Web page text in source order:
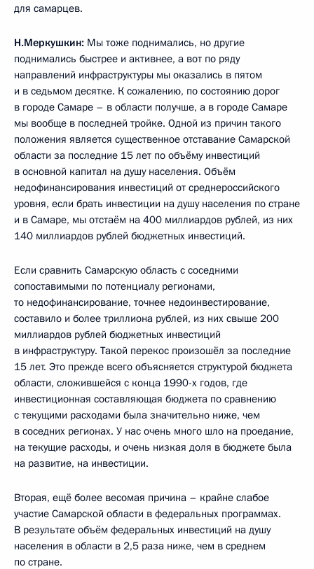
для самарцев.
Н.Меркушкин: Мы тоже поднимались, но другие
поднимались быстрее и активнее, а вот по ряду
направлений инфраструктуры мы оказались в пятом
и в седьмом десятке. К сожалению, по состоянию дорог
в городе Самаре – в области получше, а в городе Самаре
мы вообще в последней тройке. Одной из причин такого
положения является существенное отставание Самарской
области за последние 15 лет по объёму инвестиций
в основной капитал на душу населения. Объём
недофинансирования инвестиций от среднероссийского
уровня, если брать инвестиции на душу населения по стране
и в Самаре, мы отстаём на 400 миллиардов рублей, из них
140 миллиардов рублей бюджетных инвестиций.
Если сравнить Самарскую область с соседними
сопоставимыми по потенциалу регионами,
то недофинансирование, точнее недоинвестирование,
составило и более триллиона рублей, из них свыше 200
миллиардов рублей бюджетных инвестиций
в инфраструктуру. Такой перекос произошёл за последние
15 лет. Это прежде всего объясняется структурой бюджета
области, сложившейся с конца 1990-х годов, где
инвестиционная составляющая бюджета по сравнению
с текущими расходами была значительно ниже, чем
в соседних регионах. У нас очень много шло на проедание,
на текущие расходы, и очень низкая доля в бюджете была
на развитие, на инвестиции.
Вторая, ещё более весомая причина – крайне слабое
участие Самарской области в федеральных программах.
В результате объём федеральных инвестиций на душу
населения в области в 2,5 раза ниже, чем в среднем
по стране.